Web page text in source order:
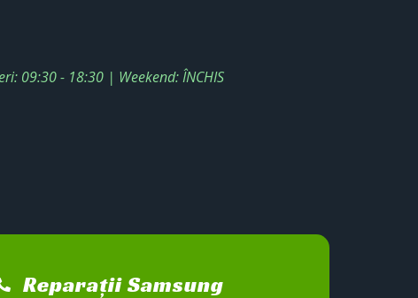
09:30 - 18:30 | Weekend: ÎNCHIS
Reparații Samsung